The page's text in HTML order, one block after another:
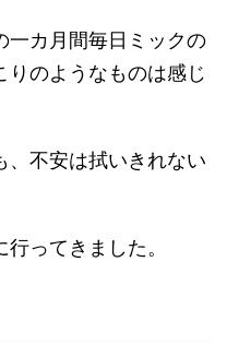
一カ月間毎日ミックの
りのようなものは感じ
、不安は拭いきれない
ってきました。